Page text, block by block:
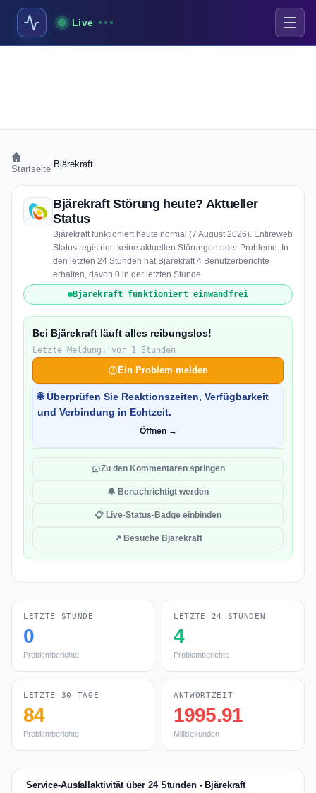
Live
Startseite Bjärekraft
Bjärekraft Störung heute? Aktueller
Status
Bjärekraft funktioniert heute normal (7 August 2026). Entireweb
Status registriert keine aktuellen Störungen oder Probleme. In
den letzten 24 Stunden hat Bjärekraft 4 Benutzerberichte
erhalten, davon 0 in der letzten Stunde.
Bjärekraft funktioniert einwandfrei
Bei Bjärekraft läuft alles reibungslos!
Letzte Meldung: vor 1 Stunden
Ein Problem melden
🌐 Überprüfen Sie Reaktionszeiten, Verfügbarkeit
und Verbindung in Echtzeit.
Öffnen →
Zu den Kommentaren springen
🔔 Benachrichtigt werden
📋 Live-Status-Badge einbinden
↗ Besuche Bjärekraft
LETZTE STUNDE
0
Problemberichte
LETZTE 24 STUNDEN
4
Problemberichte
LETZTE 30 TAGE
84
Problemberichte
ANTWORTZEIT
1995.91
Millisekunden
Service-Ausfallaktivität über 24 Stunden - Bjärekraft